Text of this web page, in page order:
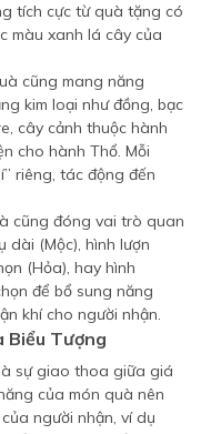
tích cực từ quà tặng có
màu xanh lá cây của
cũng mang năng
kim loại như đồng, bạc
cây cảnh thuộc hành
cho hành Thổ. Mỗi
riêng, tác động đến
cũng đóng vai trò quan
dài (Mộc), hình lượn
(Hỏa), hay hình
để bổ sung năng
khí cho người nhận.
Biểu Tượng
sự giao thoa giữa giá
của món quà nên
người nhận, ví dụ